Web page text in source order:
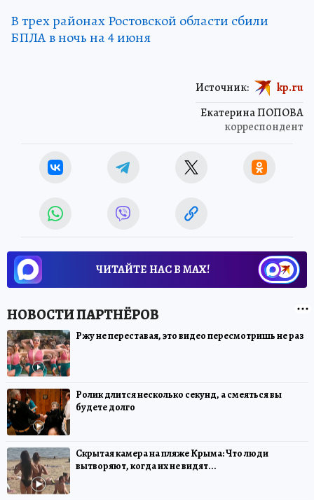
В трех районах Ростовской области сбили
БПЛА в ночь на 4 июня
Екатерина ПОПОВА
корреспондент
Источник: kp.ru
ЧИТАЙТЕ НАС В МАХ!
Ржу не переставая, это видео пересмотришь не раз
Ролик длится несколько секунд, а смеяться вы
будете долго
Скрытая камера на пляже Крыма: Что люди
вытворяют, когда их не видят...